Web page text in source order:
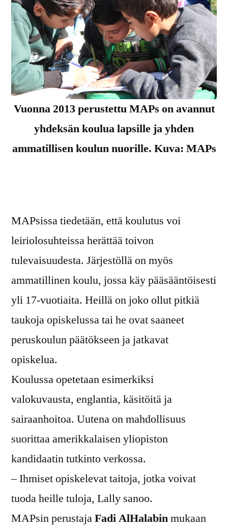
Vuonna 2013 perustettu MAPs on avannut
yhdeksän koulua lapsille ja yhden
ammatillisen koulun nuorille. Kuva: MAPs
MAPsissa tiedetään, että koulutus voi
leiriolosuhteissa herättää toivon
tulevaisuudesta. Järjestöllä on myös
ammatillinen koulu, jossa käy pääsääntöisesti
yli 17-vuotiaita. Heillä on joko ollut pitkiä
taukoja opiskelussa tai he ovat saaneet
peruskoulun päätökseen ja jatkavat
opiskelua.
Koulussa opetetaan esimerkiksi
valokuvausta, englantia, käsitöitä ja
sairaanhoitoa. Uutena on mahdollisuus
suorittaa amerikkalaisen yliopiston
kandidaatin tutkinto verkossa.
– Ihmiset opiskelevat taitoja, jotka voivat
tuoda heille tuloja, Lally sanoo.
MAPsin perustajaFadi AlHalabinmukaan